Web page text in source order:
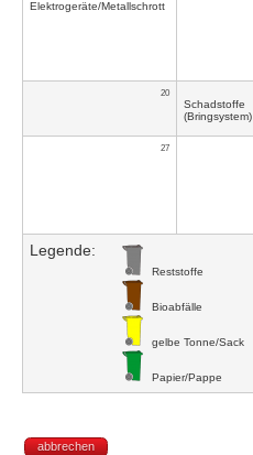
Elektrogeräte/Metallschrott
20
Schadstoffe
(Bringsystem)
27
Legende:
Reststoffe
Bioabfälle
gelbe Tonne/Sack
Papier/Pappe
abbrechen